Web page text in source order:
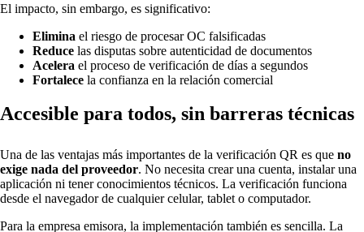
El impacto, sin embargo, es significativo:
Elimina el riesgo de procesar OC falsificadas
Reduce las disputas sobre autenticidad de documentos
Acelera el proceso de verificación de días a segundos
Fortalece la confianza en la relación comercial
Accesible para todos, sin barreras técnicas
Una de las ventajas más importantes de la verificación QR es que no
exige nada del proveedor. No necesita crear una cuenta, instalar una
aplicación ni tener conocimientos técnicos. La verificación funciona
desde el navegador de cualquier celular, tablet o computador.
Para la empresa emisora, la implementación también es sencilla. La